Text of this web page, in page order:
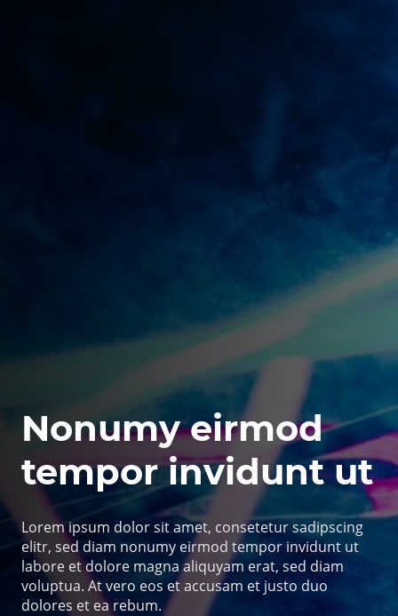
Nonumy eirmod
tempor invidunt ut
Lorem ipsum dolor sit amet, consetetur sadipscing
elitr, sed diam nonumy eirmod tempor invidunt ut
labore et dolore magna aliquyam erat, sed diam
voluptua. At vero eos et accusam et justo duo
dolores et ea rebum.